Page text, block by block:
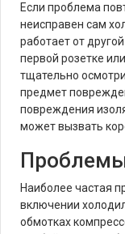
Если проблема
неисправен сам
работает от
первой розетке
тщательно
предмет
повреждения
может вызвать
Наиболее частая
включении
обмотках